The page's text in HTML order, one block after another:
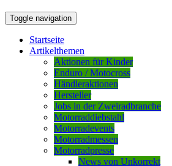
Toggle navigation
Startseite
Artikelthemen
Aktionen für Kinder
Enduro / Motocross
Händleraktionen
Hersteller
Jobs in der Zweiradbranche
Motorraddiebstahl
Motorradevents
Motorradmessen
Motorradpresse
News von Unkorrekt